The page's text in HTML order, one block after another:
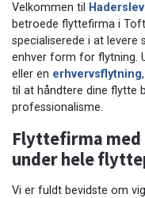
Velkommen til
betroede flyttefirma i
specialiserede i at levere
enhver form for flytning.
eller en erhvervsflytning
til at håndtere dine flytte
professionalisme.
Flyttefirma
under hele
Vi er fuldt bevidste om